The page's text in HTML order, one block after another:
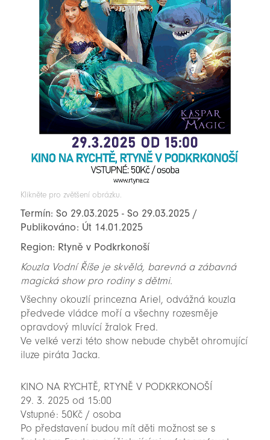
Klikněte pro zvětšení obrázku.
Termín: So 29.03.2025 - So 29.03.2025 /
Publikováno: Út 14.01.2025
Region: Rtyně v Podkrkonoší
Kouzla Vodní Říše je skvělá, barevná a zábavná
magická show pro rodiny s dětmi.
Všechny okouzlí princezna Ariel, odvážná kouzla
předvede vládce moří a všechny rozesměje
opravdový mluvící žralok Fred.
Ve velké verzi této show nebude chybět ohromující
iluze piráta Jacka.
KINO NA RYCHTĚ, RTYNĚ V PODKRKONOŠÍ
29. 3. 2025 od 15:00
Vstupné: 50Kč / osoba
Po představení budou mít děti možnost se s